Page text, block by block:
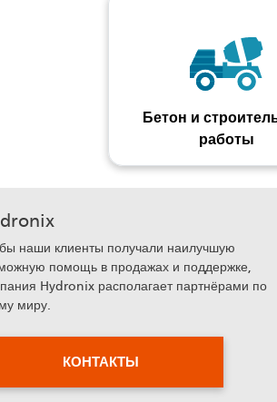
Бетон и
работы
наши клиенты получали наилучшую
помощь в продажах и поддержке,
Hydronix располагает партнёрами по
миру.
КОНТАКТЫ